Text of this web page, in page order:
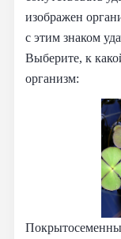
изображен
с этим знаком
Выберите, к
организм: